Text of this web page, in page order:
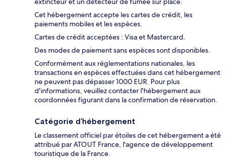
Cet hébergement accepte les cartes de crédit, les
paiements mobiles et les espèces.
Cartes de crédit acceptées : Visa et Mastercard.
Des modes de paiement sans espèces sont disponibles.
Conformément aux réglementations nationales, les
transactions en espèces effectuées dans cet hébergement
ne peuvent pas dépasser 1000 EUR. Pour plus
d'informations, veuillez contacter l'hébergement aux
coordonnées figurant dans la confirmation de réservation.
Catégorie d’hébergement
Le classement officiel par étoiles de cet hébergement a été
attribué par ATOUT France, l'agence de développement
touristique de la France.